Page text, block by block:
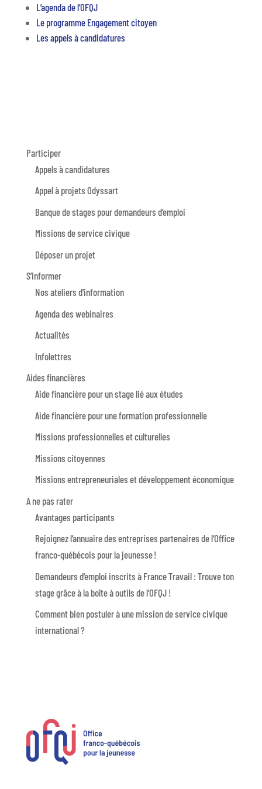
L’agenda de l’OFQJ
Le programme Engagement citoyen
Les appels à candidatures
Participer
Appels à candidatures
Appel à projets Odyssart
Banque de stages pour demandeurs d’emploi
Missions de service civique
Déposer un projet
S’informer
Nos ateliers d’information
Agenda des webinaires
Actualités
Infolettres
Aides financières
Aide financière pour un stage lié aux études
Aide financière pour une formation professionnelle
Missions professionnelles et culturelles
Missions citoyennes
Missions entrepreneuriales et développement économique
A ne pas rater
Avantages participants
Rejoignez l’annuaire des entreprises partenaires de l’Office
franco-québécois pour la jeunesse !
Demandeurs d’emploi inscrits à France Travail : Trouve ton
stage grâce à la boîte à outils de l’OFQJ !
Comment bien postuler à une mission de service civique
international ?